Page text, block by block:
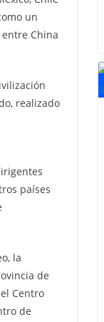
un
China
realizado
países
la
de
Centro
de